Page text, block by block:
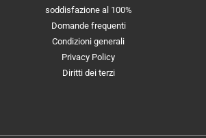
soddisfazione al 100%
Domande frequenti
Condizioni generali
Privacy Policy
Diritti dei terzi